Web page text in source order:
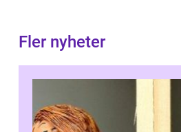
Fler nyheter